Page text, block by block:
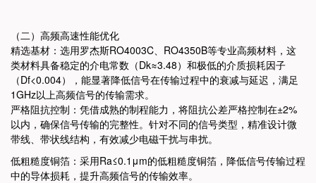
（二）高频高速性能优化
精选基材：选用罗杰斯RO4003C、RO4350B等专业高频材料，这
类材料具备稳定的介电常数（Dk≈3.48）和极低的介质损耗因子
（Df<0.004），能显著降低信号在传输过程中的衰减与延迟，满足
1GHz以上高频信号的传输需求。
严格阻抗控制：凭借成熟的制程能力，将阻抗公差严格控制在±2%
以内，确保信号传输的完整性。 针对不同的信号类型，精准设计微
带线、带状线结构，有效减少电磁干扰与串扰。
低粗糙度铜箔：采用Ra≤0.1μm的低粗糙度铜箔，降低信号传输过程
中的导体损耗，提升高频信号的传输效率。